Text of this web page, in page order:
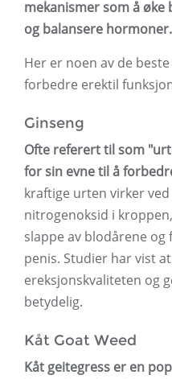
mekanismer som å
og balansere hormoner.
Her er noen av de
forbedre erektil
Ginseng
Ofte referert til som
for sin evne til å
kraftige urten virker ved
nitrogenoksid i
slappe av blodårene
penis. Studier har vist
ereksjonskvaliteten og
betydelig.
Kåt Goat Weed
Kåt geitegress er en